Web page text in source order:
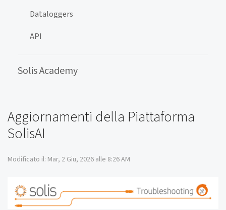
Dataloggers
API
Solis Academy
Aggiornamenti della Piattaforma
SolisAI
Modificato il: Mar, 2 Giu, 2026 alle 8:26 AM